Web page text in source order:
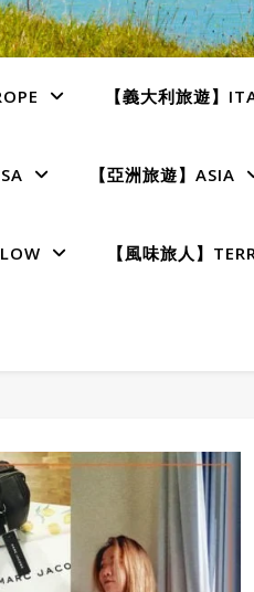
【義大利旅遊】
【亞洲旅遊】ASIA
【風味旅人】